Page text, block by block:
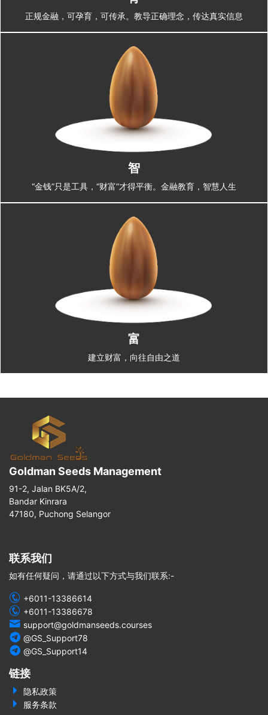
正规金融，可孕育，可传承。教导正确理念，传达真实信息
智
“金钱”只是工具，“财富”才得平衡。金融教育，智慧人生
富
建立财富，向往自由之道
Goldman Seeds Management
91-2, Jalan BK5A/2,
Bandar Kinrara
47180, Puchong Selangor
联系我们
如有任何疑问，请通过以下方式与我们联系:-
+6011-13386614
+6011-13386678
support@goldmanseeds.courses
@GS_Support78
@GS_Support14
链接
隐私政策
服务条款